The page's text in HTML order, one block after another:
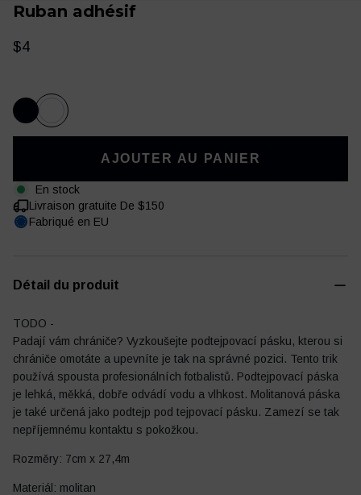
Vêtements Entraînement
Journal de football Autres
Ruban adhésif
$4
AJOUTER AU PANIER
En stock
Livraison gratuite De $150
Fabriqué en EU
Détail du produit
TODO -
Padají vám chrániče? Vyzkoušejte podtejpovací pásku, kterou si
chrániče omotáte a upevníte je tak na správné pozici. Tento trik
používá spousta profesionálních fotbalistů. Podtejpovací páska
je lehká, měkká, dobře odvádí vodu a vlhkost. Molitanová páska
je také určená jako podtejp pod tejpovací pásku. Zamezí se tak
nepříjemnému kontaktu s pokožkou.
Rozměry: 7cm x 27,4m
Materiál: molitan